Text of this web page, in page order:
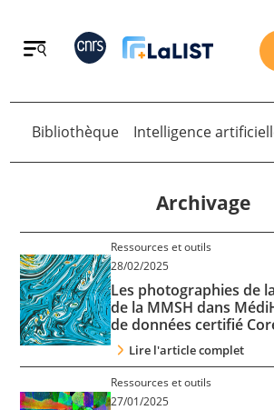
Retour
Accueil
Tous les articles
Qui sommes nous ?
Bibliothèque Intelligence
Archivage
Ressources et outils
28/02/2025
Les photographies de
de la MMSH dans
de données certifié
Lire l'article complet
Ressources et outils
27/01/2025